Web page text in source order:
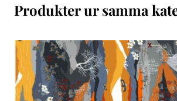
Produkter ur samma